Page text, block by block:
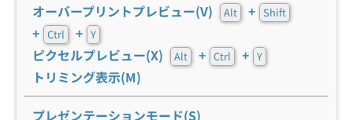
オーバープリントプレビュー(V) Alt + Shift
+ Ctrl + Y
ピクセルプレビュー(X) Alt + Ctrl + Y
トリミング表示(M)
プレゼンテーションモード(S)